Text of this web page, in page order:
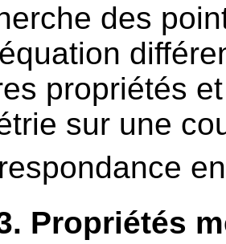
des
propriétés
sur une
. Propriétés